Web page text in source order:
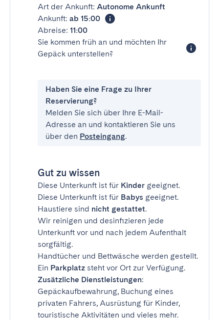
Art der Ankunft: Autonome Ankunft
Ankunft: ab 15:00
Abreise: 11:00
Sie kommen früh an und möchten Ihr
Gepäck unterstellen?
Haben Sie eine Frage zu Ihrer
Reservierung?
Melden Sie sich über Ihre E-Mail-
Adresse an und kontaktieren Sie uns
über den Posteingang.
Gut zu wissen
Diese Unterkunft ist für Kinder geeignet.
Diese Unterkunft ist für Babys geeignet.
Haustiere sind nicht gestattet.
Wir reinigen und desinfizieren jede
Unterkunft vor und nach jedem Aufenthalt
sorgfältig.
Handtücher und Bettwäsche werden gestellt.
Ein Parkplatz steht vor Ort zur Verfügung.
Zusätzliche Dienstleistungen:
Gepäckaufbewahrung, Buchung eines
privaten Fahrers, Ausrüstung für Kinder,
touristische Aktivitäten und vieles mehr.